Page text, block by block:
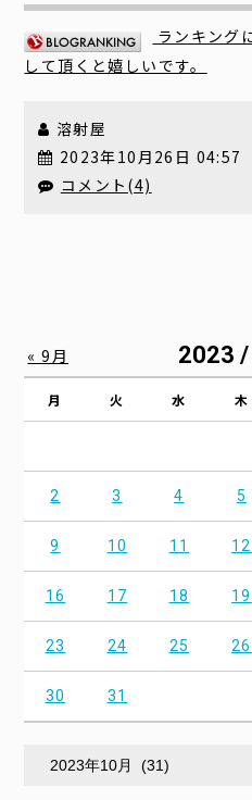
ランキング
して頂くと嬉しいです。
溶射屋
2023年10月26日 04:57
コメント(4)
2023 /
月 火 水 木
2 3 4 5
9 10 11 12
16 17 18 19
23 24 25 26
30 31
« 9月